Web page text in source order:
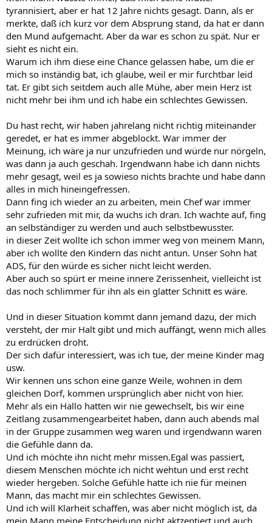
tyrannisiert, aber er hat 12 Jahre nichts gesagt. Dann, als er
merkte, daß ich kurz vor dem Absprung stand, da hat er dann
den Mund aufgemacht. Aber da war es schon zu spät. Nur er
sieht es nicht ein.
Warum ich ihm diese eine Chance gelassen habe, um die er
mich so inständig bat, ich glaube, weil er mir furchtbar leid
tat. Er gibt sich seitdem auch alle Mühe, aber mein Herz ist
nicht mehr bei ihm und ich habe ein schlechtes Gewissen.
Du hast recht, wir haben jahrelang nicht richtig miteinander
geredet, er hat es immer abgeblockt. War immer der
Meinung, ich wäre ja nur unzufrieden und würde nur nörgeln,
was dann ja auch geschah. Irgendwann habe ich dann nichts
mehr gesagt, weil es ja sowieso nichts brachte und habe dann
alles in mich hineingefressen.
Dann fing ich wieder an zu arbeiten, mein Chef war immer
sehr zufrieden mit mir, da wuchs ich dran. Ich wachte auf, fing
an selbständiger zu werden und auch selbstbewusster.
in dieser Zeit wollte ich schon immer weg von meinem Mann,
aber ich wollte den Kindern das nicht antun. Unser Sohn hat
ADS, für den würde es sicher nicht leicht werden.
Aber auch so spürt er meine innere Zerissenheit, vielleicht ist
das noch schlimmer für ihn als ein glatter Schnitt es wäre.
Und in dieser Situation kommt dann jemand dazu, der mich
versteht, der mir Halt gibt und mich auffängt, wenn mich alles
zu erdrücken droht.
Der sich dafür interessiert, was ich tue, der meine Kinder mag
usw.
Wir kennen uns schon eine ganze Weile, wohnen in dem
gleichen Dorf, kommen ursprünglich aber nicht von hier.
Mehr als ein Hallo hatten wir nie gewechselt, bis wir eine
Zeitlang zusammengearbeitet haben, dann auch abends mal
in der Gruppe zusammen weg waren und irgendwann waren
die Gefühle dann da.
Und ich möchte ihn nicht mehr missen.Egal was passiert,
diesem Menschen möchte ich nicht wehtun und erst recht
wieder hergeben. Solche Gefühle hatte ich nie für meinen
Mann, das macht mir ein schlechtes Gewissen.
Und ich will Klarheit schaffen, was aber nicht möglich ist, da
mein Mann meine Entscheidung nicht aktzeptiert und auch